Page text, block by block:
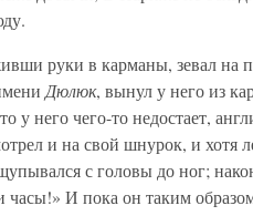
руки в карманы, зевал
Дюлюк, вынул у него из
у него чего-то недостает,
и на свой шнурок, и хотя
с головы до ног;
часы!» И пока он таким